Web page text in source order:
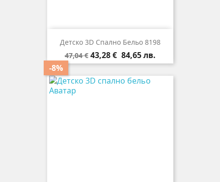
Детско 3D Спално Бельо 8198
Редовна
цена
47,04 €
-8%
Цена
43,28 € 84,65 лв.